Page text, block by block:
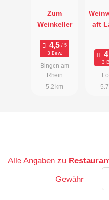
Zum
Weinkeller
3 Bew.
Bingen am
Rhein
5.2 km
aft
3
Alle Angaben zu
Gewähr